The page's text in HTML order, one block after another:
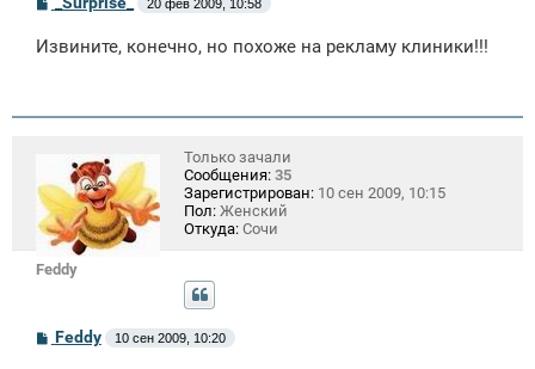
б
и
20 фев 2009, 10:58
Извините, конечно, но похоже на рекламу клиники!!!
Feddy
Только зачали
Сообщения: 35
Зарегистрирован: 10 сен 2009, 10:15
Пол: Женский
Откуда: Сочи
СFeddy 10 сен 2009, 10:20